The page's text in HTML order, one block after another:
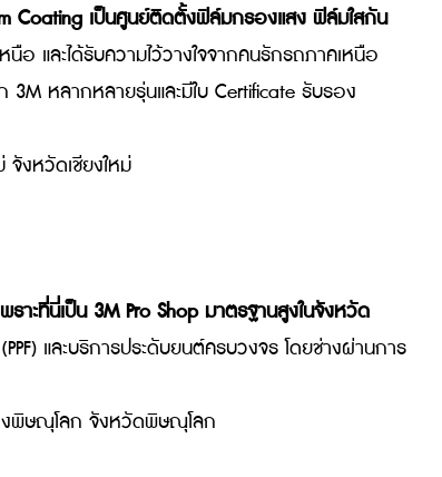
ไหนบ้าง
บให้รถของคุณได้รับการปกป้องอย่างเหนือชั้น มาดู
Film Coating เป็นศูนย์ติดตั้งฟิล์มกรองแสง ฟิล์ม
าคเหนือ และได้รับความไว้วางใจจากคนรักรถภาคเ
จาก 3M หลากหลายรุ่นและมีใบ Certificate รับรอง